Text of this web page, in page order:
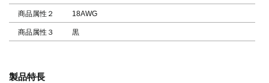
商品属性２ 18AWG
商品属性３ 黒
製品特長